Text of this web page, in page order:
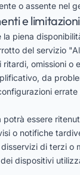
o assente nel
e limitazioni
la piena
del servizio
omissioni o
da
potrà essere
o notifiche
di terzi o
dispositivi